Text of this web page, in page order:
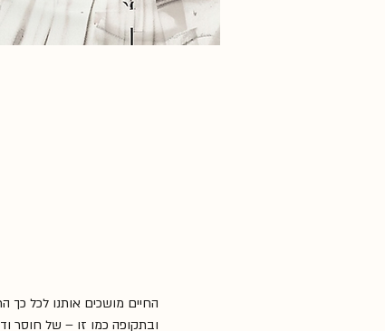
החיים מושכים אותנו לכל כך
ובתקופה כמו זו – של חוסר